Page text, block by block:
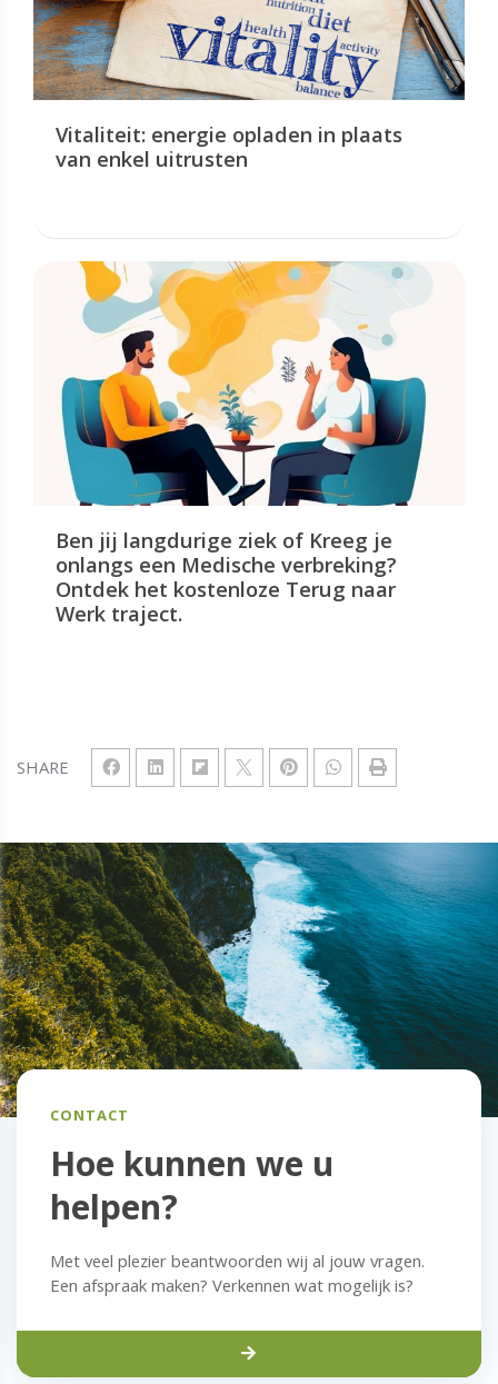
SHARE
Vitaliteit: energie opladen in plaats
van enkel uitrusten
Ben jij langdurige ziek of Kreeg je
onlangs een Medische verbreking?
Ontdek het kostenloze Terug naar
Werk traject.
CONTACT
Hoe kunnen we u
helpen?
Met veel plezier beantwoorden wij al jouw vragen.
Een afspraak maken? Verkennen wat mogelijk is?